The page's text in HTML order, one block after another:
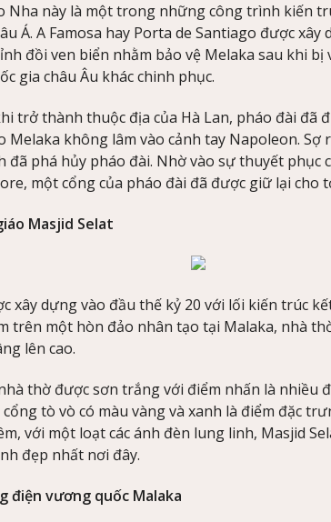
Nha này là một trong những công trình kiến
Á. A Famosa hay Porta de Santiago được
đồi ven biển nhằm bảo vệ Melaka sau khi
gia châu Âu khác chinh phục.
trở thành thuộc địa của Hà Lan, pháo đài đã
Melaka không lâm vào cảnh tay Napoleon. Sợ
đã phá hủy pháo đài. Nhờ vào sự thuyết phục
một cổng của pháo đài đã được giữ lại cho
Masjid Selat
xây dựng vào đầu thế kỷ 20 với lối kiến trúc
trên một hòn đảo nhân tạo tại Malaka, nhà
lên cao.
thờ được sơn trắng với điểm nhấn là nhiều
tò vò có màu vàng và xanh là điểm đặc
với một loạt các ánh đèn lung linh, Masjid
đẹp nhất nơi đây.
điện vương quốc Malaka